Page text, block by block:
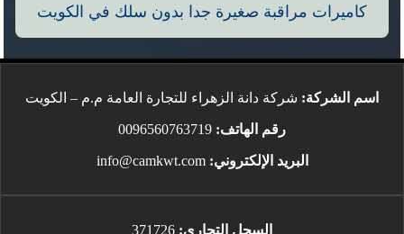
كاميرات مراقبة صغيرة جدا بدون سلك في الكويت
اسم الشركة: شركة دانة الزهراء للتجارة العامة م.م – الكويت
رقم الهاتف:
البريد الإلكتروني: info@camkwt.com
السجل التجاري: